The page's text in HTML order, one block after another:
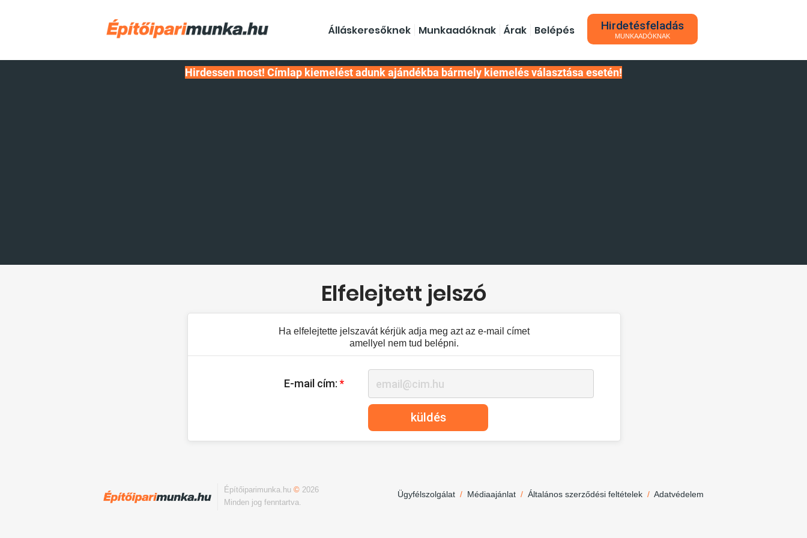
Hirdetésfeladás
MUNKAADÓKNAK
Belépés
Árak
Munkaadóknak
Álláskeresőknek
Hirdessen most! Címlap kiemelést adunk ajándékba bármely kiemelés választása esetén!
Elfelejtett jelszó
Ha elfelejtette jelszavát kérjük adja meg azt az e-mail címet
amellyel nem tud belépni.
E-mail cím:*
küldés
Építőiparimunka.hu © 2026
Minden jog fenntartva.
Ügyfélszolgálat / Médiaajánlat / Általános szerződési feltételek / Adatvédelem